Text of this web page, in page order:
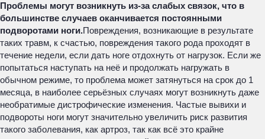
Проблемы могут возникнуть из-за слабых связок, что в
большинстве случаев оканчивается постоянными
подворотами ноги.Повреждения, возникающие в результате
таких травм, к счастью, повреждения такого рода проходят в
течение недели, если дать ноге отдохнуть от нагрузок. Если же
попытаться наступать на неё и продолжать нагружать в
обычном режиме, то проблема может затянуться на срок до 1
месяца, в наиболее серьёзных случаях могут возникнуть даже
необратимые дистрофические изменения. Частые вывихи и
подвороты ноги могут значительно увеличить риск развития
такого заболевания, как артроз, так как всё это крайне